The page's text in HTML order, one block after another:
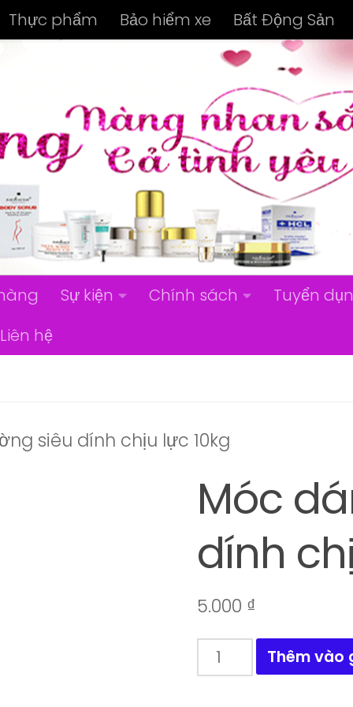
Thực phẩm Bảo hiểm xe Bất Động Sản
Sự kiện Chính sách
Tuyển
Liên hệ
siêu dính chịu lực 10kg
Móc
dính
5.000 ₫
Móc
dán
Thêm vào